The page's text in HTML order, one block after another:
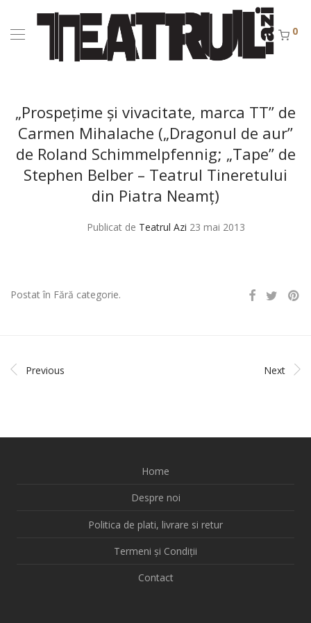
0
„Prospeţime şi vivacitate, marca TT” de
Carmen Mihalache („Dragonul de aur”
de Roland Schimmelpfennig; „Tape” de
Stephen Belber – Teatrul Tineretului
din Piatra Neamţ)
Publicat de Teatrul Azi 23 mai 2013
Postat în Fără categorie.
Previous Next
Home
Despre noi
Politica de plati, livrare si retur
Termeni și Condiții
Contact